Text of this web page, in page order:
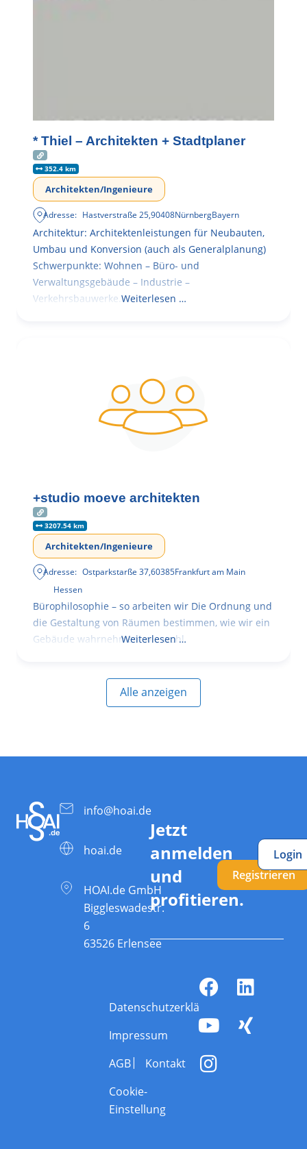
* Thiel – Architekten + Stadtplaner
352.4 km
Architekten/Ingenieure
Adresse: Hastverstraße 25,90408NürnbergBayern
Architektur: Architektenleistungen für Neubauten,
Umbau und Konversion (auch als Generalplanung)
Schwerpunkte: Wohnen – Büro- und
Verwaltungsgebäude – Industrie –
Verkehrsbauwerke. Weiterlesen …
+studio moeve architekten
3207.54 km
Architekten/Ingenieure
Adresse: Ostparkstarße 37,60385Frankfurt am Main
Hessen
Bürophilosophie – so arbeiten wir Die Ordnung und
die Gestaltung von Räumen bestimmen, wie wir ein
Gebäude wahrnehmen, wie wohl
Weiterlesen …
Alle anzeigen
info@hoai.de
hoai.de
HOAI.de GmbH
Biggleswadestr.
6
63526 Erlensee
Jetzt
anmelden
und
profitieren.
Registrieren
Login
Datenschutzerklärung
Impressum
AGB
Kontakt
Cookie-
Einstellung